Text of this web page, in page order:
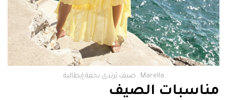
Marella.. صيف يُرتدى بخفة إيطالية
مناسبات الصيف